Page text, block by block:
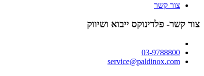
צור קשר
צור קשר- פלדינוקס ייבוא ושיווק
03-9788800
service@paldinox.com